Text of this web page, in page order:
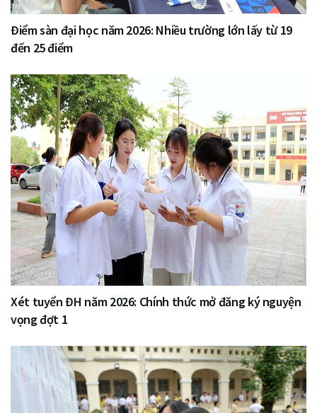
Điểm sàn đại học năm 2026: Nhiều trường lớn lấy từ 19
đến 25 điểm
Xét tuyển ĐH năm 2026: Chính thức mở đăng ký nguyện
vọng đợt 1